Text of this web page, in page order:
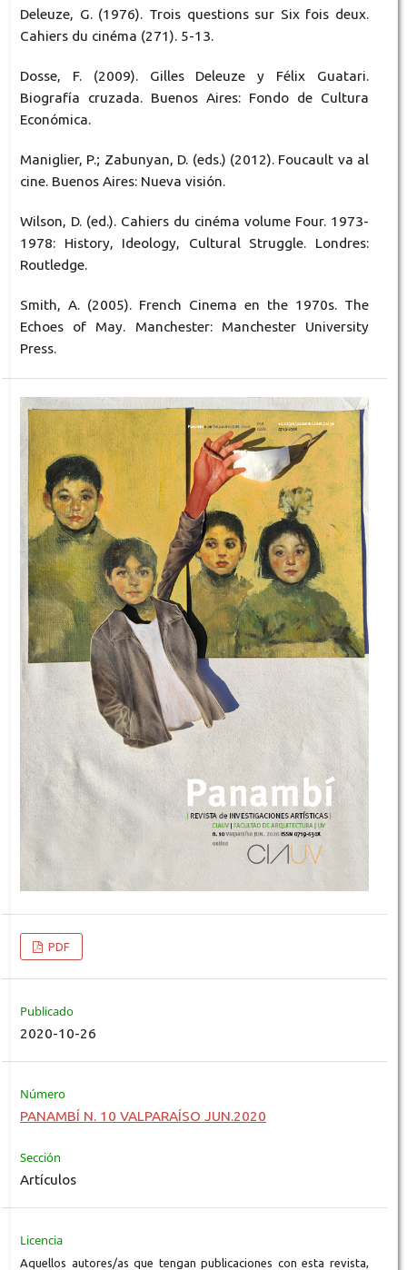
Deleuze, G. (1976). Trois questions sur Six fois deux.
Cahiers du cinéma (271). 5-13.
Dosse, F. (2009). Gilles Deleuze y Félix Guatari.
Biografía cruzada. Buenos Aires: Fondo de Cultura
Económica.
Maniglier, P.; Zabunyan, D. (eds.) (2012). Foucault va al
cine. Buenos Aires: Nueva visión.
Wilson, D. (ed.). Cahiers du cinéma volume Four. 1973-
1978: History, Ideology, Cultural Struggle. Londres:
Routledge.
Smith, A. (2005). French Cinema en the 1970s. The
Echoes of May. Manchester: Manchester University
Press.
PDF
Publicado
2020-10-26
Número
PANAMBÍ N. 10 VALPARAÍSO JUN.2020
Sección
Artículos
Licencia
Aquellos autores/as que tengan publicaciones con esta revista,